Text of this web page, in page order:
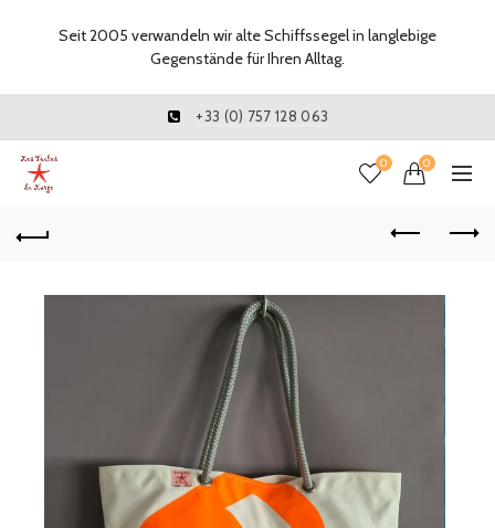
+33 (0) 757 128 063
0 0
Seit 2005 verwandeln wir alte Schiffssegel in langlebige
Gegenstände für Ihren Alltag.